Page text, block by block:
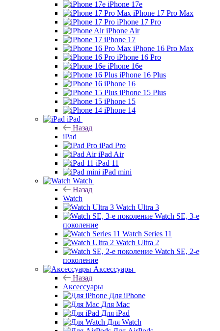
iPhone 17e
iPhone 17 Pro Max
iPhone 17 Pro
iPhone Air
iPhone 17
iPhone 16 Pro Max
iPhone 16 Pro
iPhone 16e
iPhone 16 Plus
iPhone 16
iPhone 15 Plus
iPhone 15
iPhone 14
iPad
Назад
iPad
iPad Pro
iPad Air
iPad 11
iPad mini
Watch
Назад
Watch
Watch Ultra 3
Watch SE, 3-е
поколение
Watch Series 11
Watch Ultra 2
Watch SE, 2-е
поколение
Аксессуары
Назад
Аксессуары
Для iPhone
Для Mac
Для iPad
Для Watch